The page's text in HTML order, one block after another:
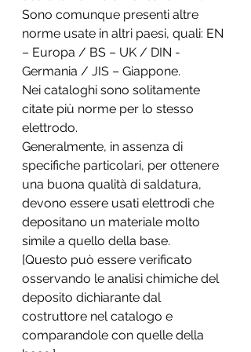
Sono comunque presenti altre
norme usate in altri paesi, quali: EN
– Europa / BS – UK / DIN -
Germania / JIS – Giappone.
Nei cataloghi sono solitamente
citate più norme per lo stesso
elettrodo.
Generalmente, in assenza di
specifiche particolari, per ottenere
una buona qualità di saldatura,
devono essere usati elettrodi che
depositano un materiale molto
simile a quello della base.
[Questo può essere verificato
osservando le analisi chimiche del
deposito dichiarante dal
costruttore nel catalogo e
comparandole con quelle della